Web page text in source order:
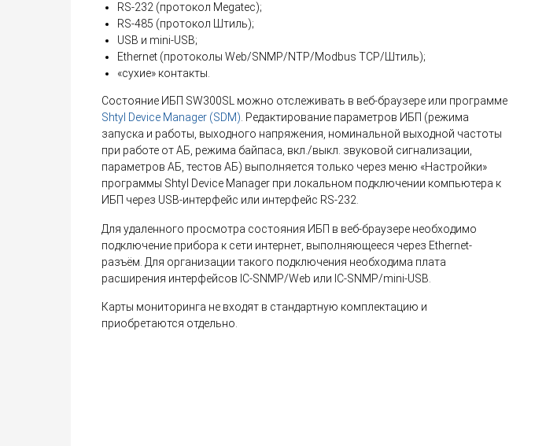
RS-232 (протокол Megatec);
RS-485 (протокол Штиль);
USB и mini-USB;
Ethernet (протоколы Web/SNMP/NTP/Modbus TCP/Штиль);
«сухие» контакты.
Состояние ИБП SW300SL можно отслеживать в веб-браузере или программе
Shtyl Device Manager (SDM). Редактирование параметров ИБП (режима
запуска и работы, выходного напряжения, номинальной выходной частоты
при работе от АБ, режима байпаса, вкл./выкл. звуковой сигнализации,
параметров АБ, тестов АБ) выполняется только через меню «Настройки»
программы Shtyl Device Manager при локальном подключении компьютера к
ИБП через USB-интерфейс или интерфейс RS-232.
Для удаленного просмотра состояния ИБП в веб-браузере необходимо
подключение прибора к сети интернет, выполняющееся через Ethernet-
разъём. Для организации такого подключения необходима плата
расширения интерфейсов IC-SNMP/Web или IC-SNMP/mini-USB.
Карты мониторинга не входят в стандартную комплектацию и
приобретаются отдельно.